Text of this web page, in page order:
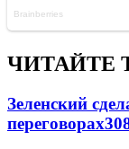
ЧИТАЙТЕ
Зеленский
переговорах